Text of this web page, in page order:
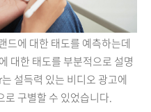
드에 대한 태도를 예측하는데
대한 태도를 부분적으로 설명
설득력 있는 비디오 광고에
로 구별할 수 있었습니다.